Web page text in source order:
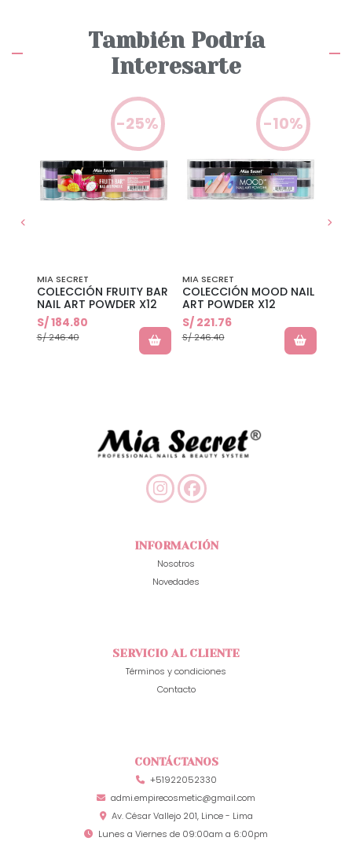
También Podría
Interesarte
-25%
MIA SECRET
COLECCIÓN FRUITY BAR
NAIL ART POWDER X12
S/ 184.80
S/ 246.40
-10%
MIA SECRET
COLECCIÓN MOOD NAIL
ART POWDER X12
S/ 221.76
S/ 246.40
INFORMACIÓN
Nosotros
Novedades
SERVICIO AL CLIENTE
Términos y condiciones
Contacto
CONTÁCTANOS
+51922052330
admi.empirecosmetic@gmail.com
Av. César Vallejo 201, Lince - Lima
Lunes a Viernes de 09:00am a 6:00pm